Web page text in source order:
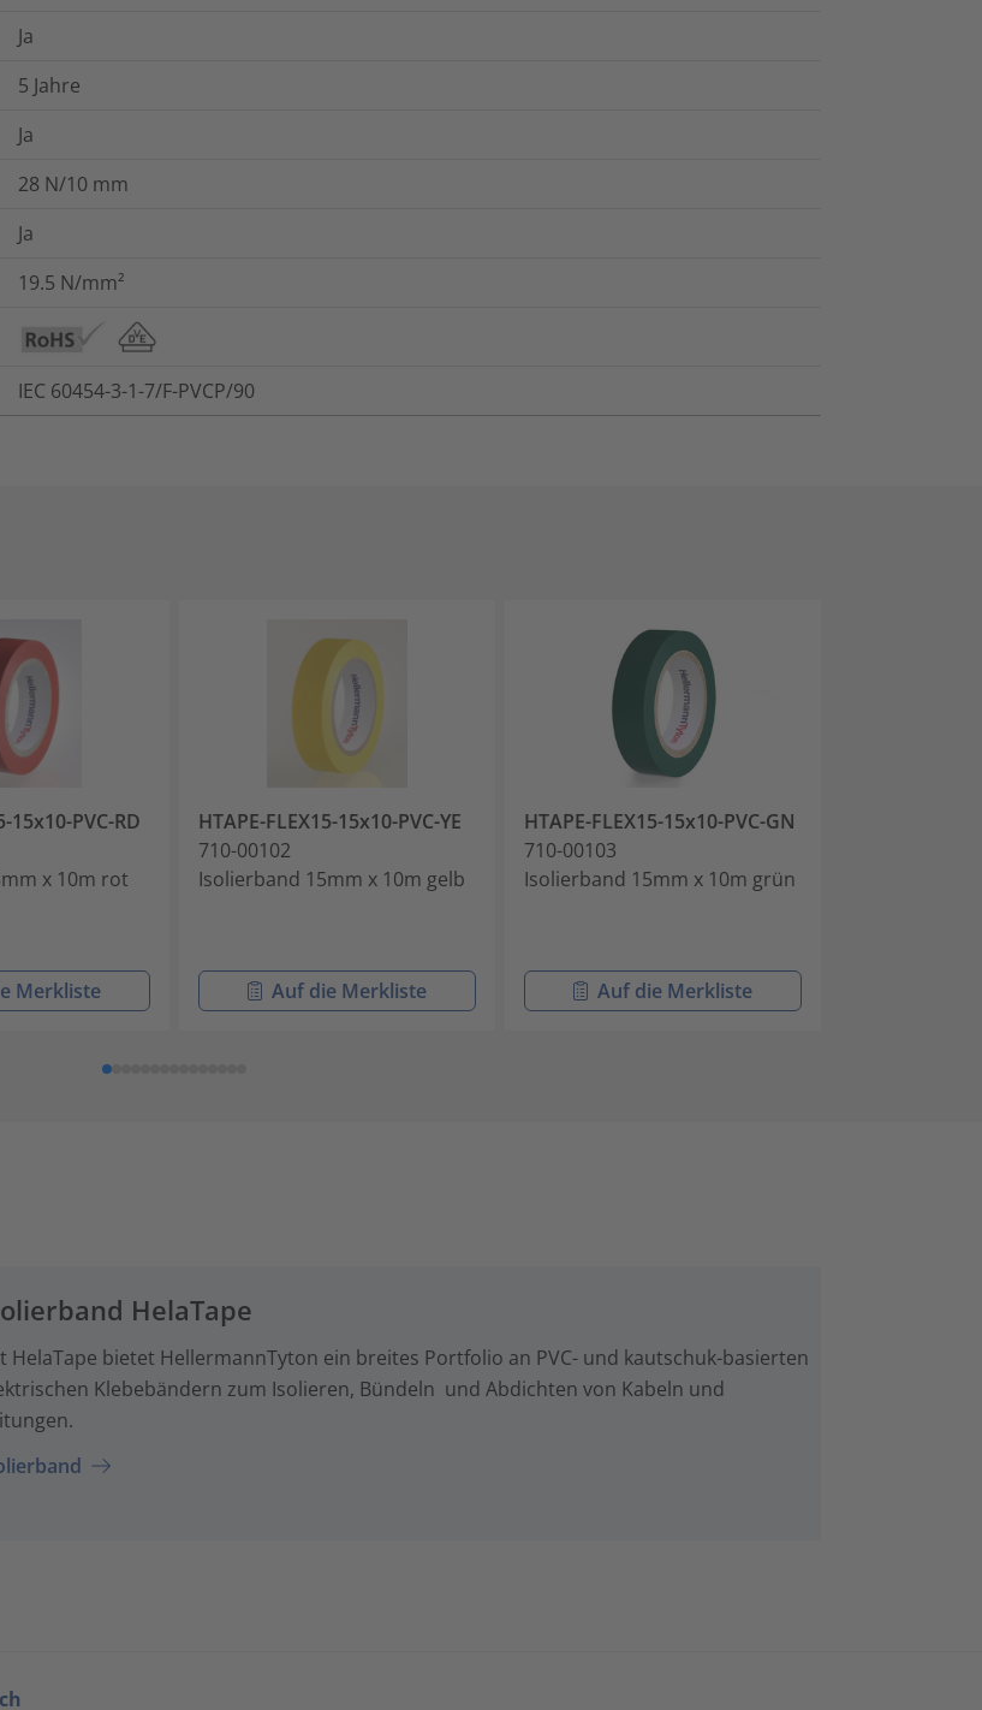
Ja
5 Jahre
Ja
28 N/10 mm
Ja
19.5 N/mm²
IEC 60454-3-1-7/F-PVCP/90
15x10-PVC-RD
x 10m rot
Merkliste
HTAPE-FLEX15-15x10-PVC-YE
710-00102
Isolierband 15mm x 10m gelb
Auf die Merkliste
HTAPE-FLEX15-15x10-PVC-GN
710-00103
Isolierband 15mm x 10m grün
Auf die Merkliste
HelaTape
HelaTape bietet HellermannTyton ein breites Portfolio an PVC- und kautschuk-basierten
Klebebändern zum Isolieren, Bündeln und Abdichten von Kabeln und